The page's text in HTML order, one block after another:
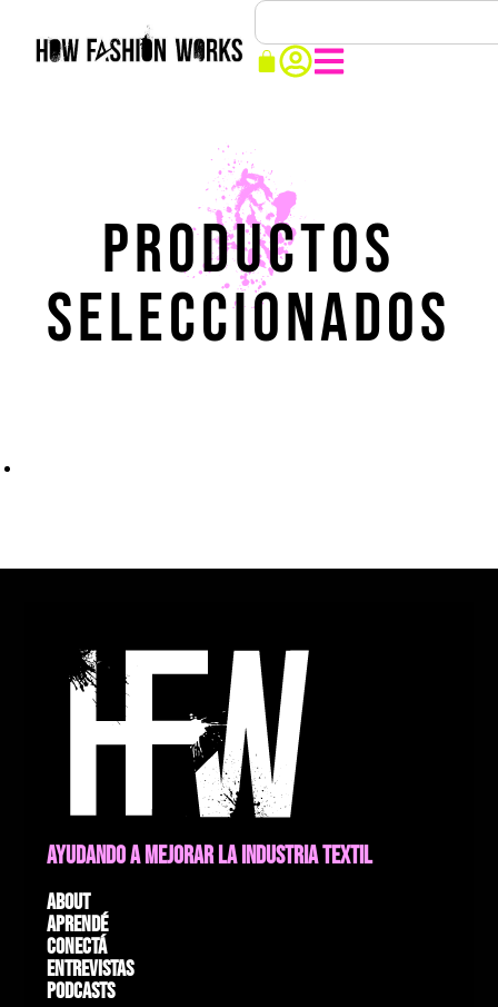
PRODUCTOS
SELECCIONADOS
AYUDANDO A MEJORAR LA INDUSTRIA TEXTIL
About
Aprendé
Conectá
Entrevistas
Podcasts